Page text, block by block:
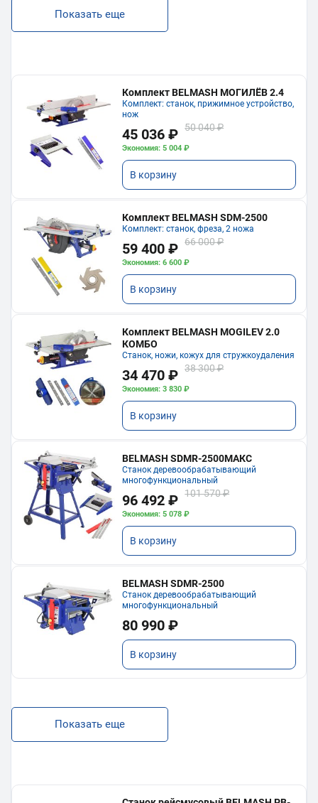
Показать еще
Комплект BELMASH МОГИЛЁВ 2.4
Комплект: станок, прижимное устройство,
нож
45 036 ₽ 50 040 ₽
Экономия: 5 004 ₽
В корзину
Комплект BELMASH SDM-2500
Комплект: станок, фреза, 2 ножа
59 400 ₽ 66 000 ₽
Экономия: 6 600 ₽
В корзину
Комплект BELMASH MOGILEV 2.0
КОМБО
Станок, ножи, кожух для стружкоудаления
34 470 ₽ 38 300 ₽
Экономия: 3 830 ₽
В корзину
BELMASH SDMR-2500МАКС
Станок деревообрабатывающий
многофункциональный
96 492 ₽ 101 570 ₽
Экономия: 5 078 ₽
В корзину
BELMASH SDMR-2500
Станок деревообрабатывающий
многофункциональный
80 990 ₽
В корзину
Показать еще